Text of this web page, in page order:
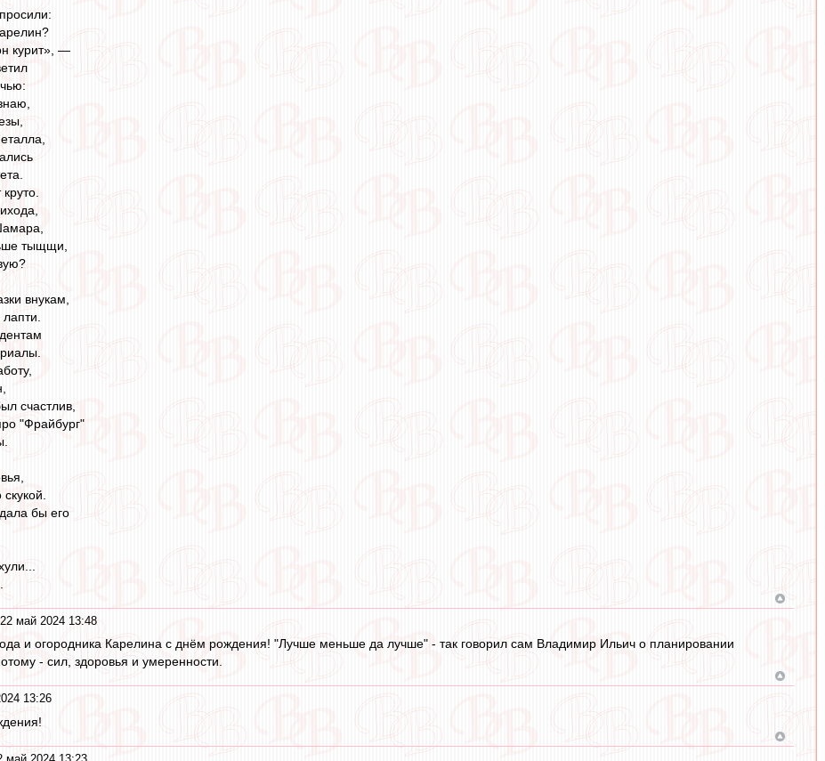
курит», —
тыщщи,
внукам,
счастлив,
"Фрайбург"
бы его
май 2024 13:48
и огородника Карелина с днём рождения! "Лучше меньше да лучше" - так говорил сам Владимир Ильич о планировании
- сил, здоровья и умеренности.
13:26